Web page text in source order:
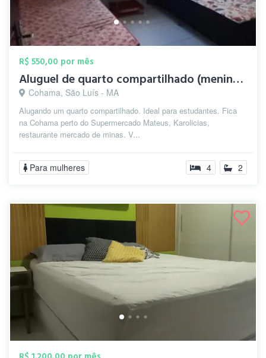
R$ 550,00 por mês
Aluguel de quarto compartilhado (meninas...
Cohama, São Luís - MA
Alugando um quarto compartilhado. Ideal para estudantes. Fica
na Cohama perto do Supermercado Mateus, Karolicias,
restaurante mercado de minas. V...
Para mulheres 4 2